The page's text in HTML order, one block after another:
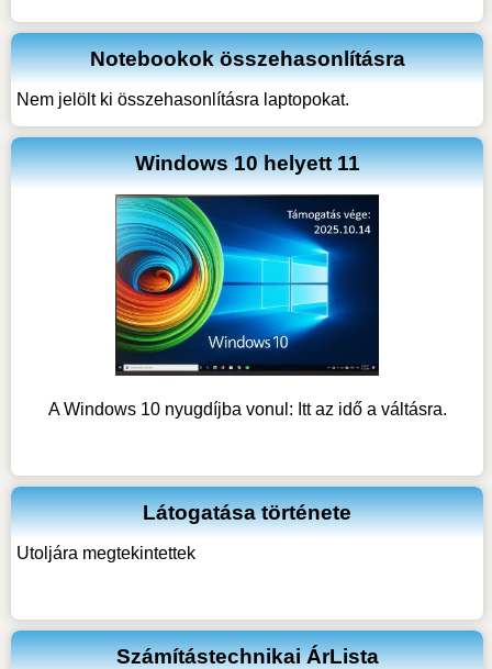
Notebookok összehasonlításra
Nem jelölt ki összehasonlításra laptopokat.
Windows 10 helyett 11
A Windows 10 nyugdíjba vonul: Itt az idő a váltásra.
Látogatása története
Utoljára megtekintettek
Számítástechnikai ÁrLista